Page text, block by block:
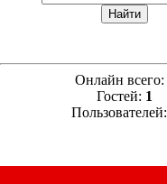
Онлайн всего:
Гостей: 1
Пользователей: